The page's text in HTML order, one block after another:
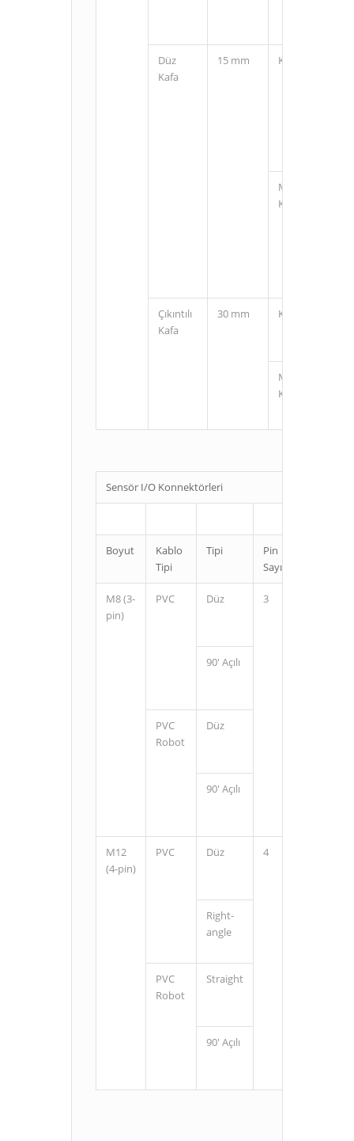
Düz
Kafa
15 mm Kablolu
M12
Konnektörlü
Çıkıntılı
Kafa
30 mm Kablolu
M12
Konnektörlü
Sensör I/O Konnektörleri
Boyut
Kablo
Tipi
Tipi
Pin
Sayısı
M8 (3-
pin)
PVC Düz 3
90' Açılı
PVC
Robot
Düz
90' Açılı
M12
(4-pin)
PVC Düz 4
Right-
angle
PVC
Robot
Straight
90' Açılı